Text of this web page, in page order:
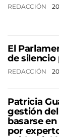
REDACCIÓN
El
de silencio
REDACCIÓN
Patricia
gestión del
basarse
por